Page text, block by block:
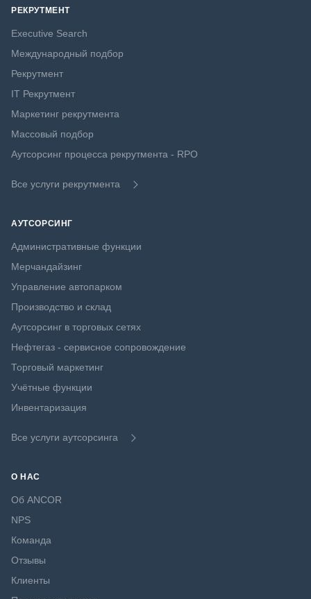
РЕКРУТМЕНТ
Executive Search
Международный подбор
Рекрутмент
IT Рекрутмент
Маркетинг рекрутмента
Массовый подбор
Аутсорсинг процесса рекрутмента - RPO
Все услуги рекрутмента
АУТСОРСИНГ
Административные функции
Мерчандайзинг
Управление автопарком
Производство и склад
Аутсорсинг в торговых сетях
Нефтегаз - сервисное сопровождение
Торговый маркетинг
Учётные функции
Инвентаризация
Все услуги аутсорсинга
О НАС
Об ANCOR
NPS
Команда
Отзывы
Клиенты